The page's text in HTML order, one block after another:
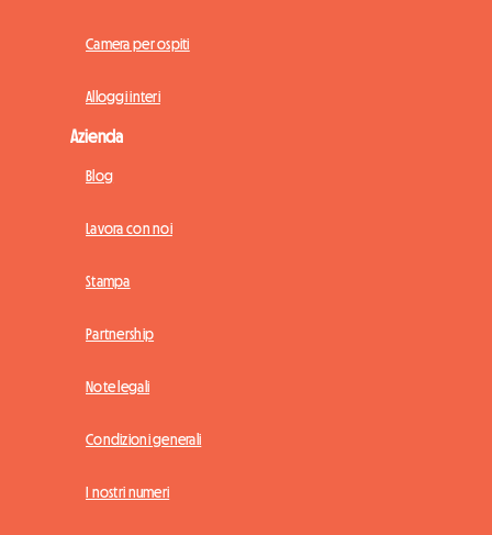
Camera per ospiti
Alloggi interi
Azienda
Blog
Lavora con noi
Stampa
Partnership
Note legali
Condizioni generali
I nostri numeri